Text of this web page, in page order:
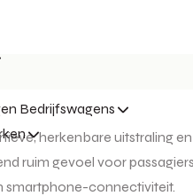
Bedrijfswagens
herkenbare uitstraling
ruim gevoel voor
smartphone-connectiviteit.